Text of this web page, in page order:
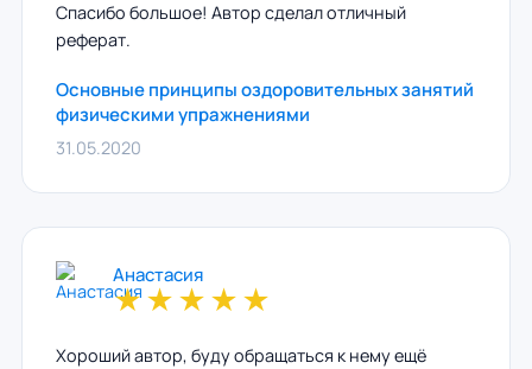
Спасибо большое! Автор сделал отличный
реферат.
Основные принципы оздоровительных занятий
физическими упражнениями
31.05.2020
Анастасия
★★★★★
Хороший автор, буду обращаться к нему ещё